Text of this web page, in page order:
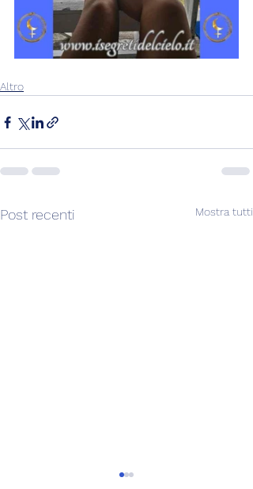
Altro
Post recenti Mostra tutti